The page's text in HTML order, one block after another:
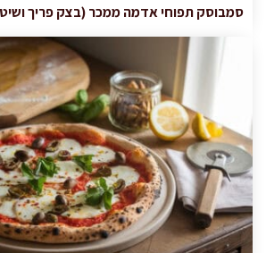
סמבוסק תפוחי אדמה ממכר (בצק פריך